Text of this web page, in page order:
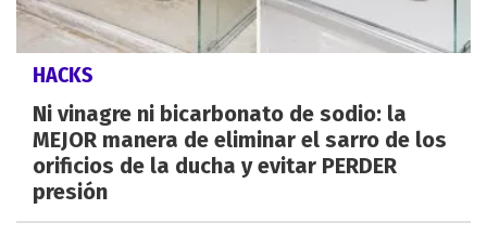
HACKS
Ni vinagre ni bicarbonato de sodio: la
MEJOR manera de eliminar el sarro de los
orificios de la ducha y evitar PERDER
presión